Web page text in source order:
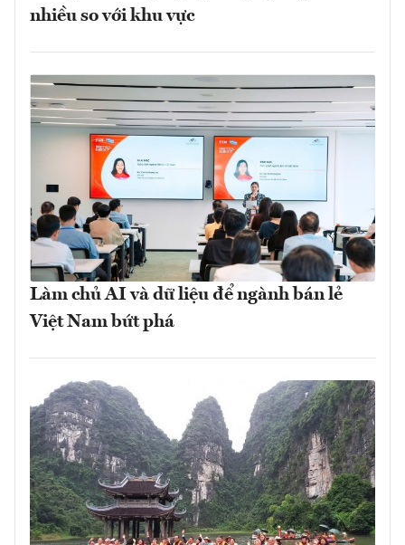
nhiều so với khu vực
Làm chủ AI và dữ liệu để ngành bán lẻ
Việt Nam bứt phá